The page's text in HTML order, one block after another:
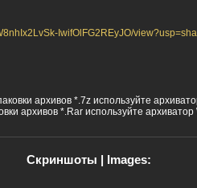
IwifOlFG2REyJO/
архивов *.7z используйте
архивов *.Rar используйте архиватор
Скриншоты | Images: